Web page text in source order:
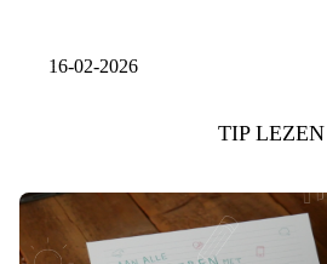
16-02-2026
TIP LEZEN